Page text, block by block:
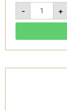
-
Sauvignon
2024
-
Südtirol
-
Bolzano
+